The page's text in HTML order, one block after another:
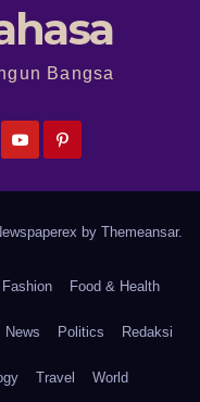
Bangsa
by Themeansar.
Fashion Food & Health
News Politics Redaksi
Travel World